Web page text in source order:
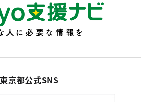
東京都公式SNS